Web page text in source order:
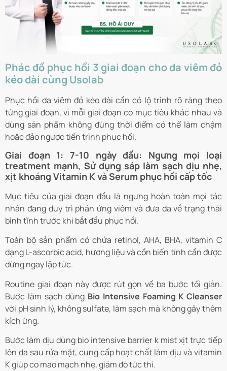
Phác đồ phục hồi 3 giai đoạn cho da viêm đỏ
kéo dài cùng Usolab
Phục hồi da viêm đỏ kéo dài cần có lộ trình rõ ràng theo
từng giai đoạn, vì mỗi giai đoạn có mục tiêu khác nhau và
dùng sản phẩm không đúng thời điểm có thể làm chậm
hoặc đảo ngược tiến trình phục hồi.
Giai đoạn 1: 7-10 ngày đầu: Ngưng mọi loại
treatment mạnh, Sử dụng sáp làm sạch dịu nhẹ,
xịt khoáng Vitamin K và Serum phục hồi cấp tốc
Mục tiêu của giai đoạn đầu là ngưng hoàn toàn mọi tác
nhân đang duy trì phản ứng viêm và đưa da về trạng thái
bình tĩnh trước khi bắt đầu phục hồi.
Toàn bộ sản phẩm có chứa retinol, AHA, BHA, vitamin C
dạng L-ascorbic acid, hương liệu và cồn biến tính cần được
dừng ngay lập tức.
Routine giai đoạn này được rút gọn về ba bước tối giản.
Bước làm sạch dùng Bio Intensive Foaming K Cleanser
với pH sinh lý, không sulfate, làm sạch mà không gây thêm
kích ứng.
Bước làm dịu dùng bio intensive barrier k mist xịt trực tiếp
lên da sau rửa mặt, cung cấp hoạt chất làm dịu và vitamin
K giúp co mao mạch nhẹ, giảm đỏ tức thì.